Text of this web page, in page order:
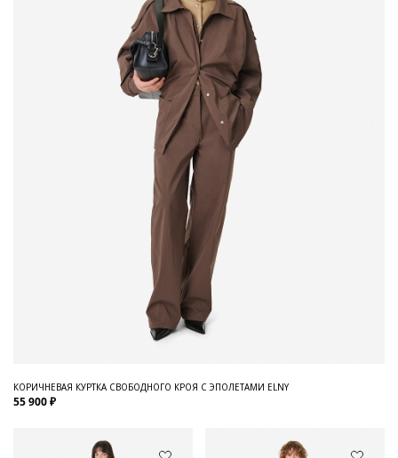
КОРИЧНЕВАЯ КУРТКА СВОБОДНОГО КРОЯ С ЭПОЛЕТАМИ ELNY
55 900 ₽